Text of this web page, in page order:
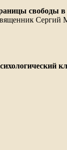
свободы в
Сергий